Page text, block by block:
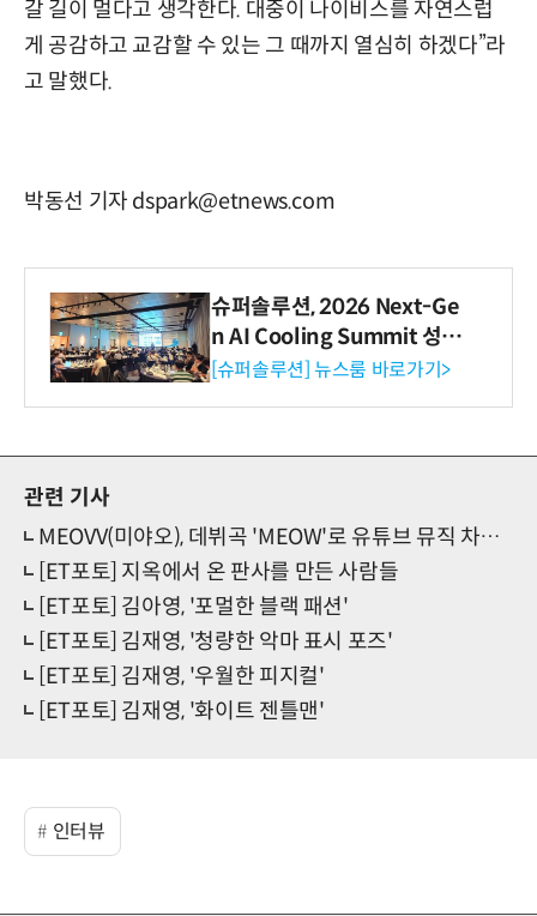
갈 길이 멀다고 생각한다. 대중이 나이비스를 자연스럽
게 공감하고 교감할 수 있는 그 때까지 열심히 하겠다”라
고 말했다.
박동선 기자 dspark@etnews.com
슈퍼솔루션, 2026 Next-Ge
n AI Cooling Summit 성황
리 성료
[슈퍼솔루션] 뉴스룸 바로가기>
관련 기사
MEOVV(미야오), 데뷔곡 'MEOW'로 유튜브 뮤직 차트 1위 등극
[ET포토] 지옥에서 온 판사를 만든 사람들
[ET포토] 김아영, '포멀한 블랙 패션'
[ET포토] 김재영, '청량한 악마 표시 포즈'
[ET포토] 김재영, '우월한 피지컬'
[ET포토] 김재영, '화이트 젠틀맨'
인터뷰